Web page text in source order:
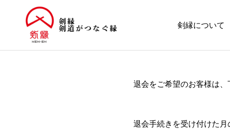
剣縁について
退会をご希望のお客様は、
退会手続きを受け付けた